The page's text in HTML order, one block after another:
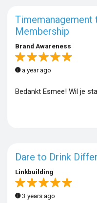
Timemanagement
Membership
Brand Awareness
a year ago
Bedankt Esmee! Wil je
Dare to Drink
Linkbuilding
3 years ago